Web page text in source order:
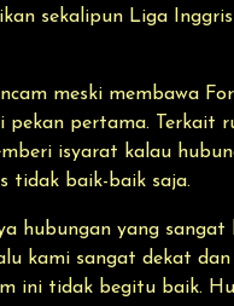
sekalipun Liga
meski membawa
pekan pertama. Terkait
isyarat kalau
tidak baik-baik saja.
hubungan yang sangat
kami sangat dekat
ini tidak begitu baik.